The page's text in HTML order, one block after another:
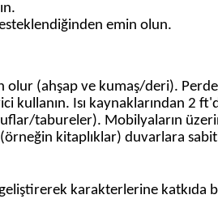
emin olun.
(ahşap ve kumaş/deri).
kullanın. Isı kaynaklarından 2
tabureler). Mobilyaların
kitaplıklar) duvarlara
karakterlerine katkıda